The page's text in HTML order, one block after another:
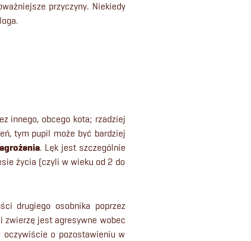
przyczyny. Niekiedy
innego, obcego kota; rzadziej
tym pupil może być bardziej
. Lęk jest szczególnie
życia (czyli w wieku od 2 do
drugiego osobnika poprzez
zwierzę jest agresywne wobec
o pozostawieniu w